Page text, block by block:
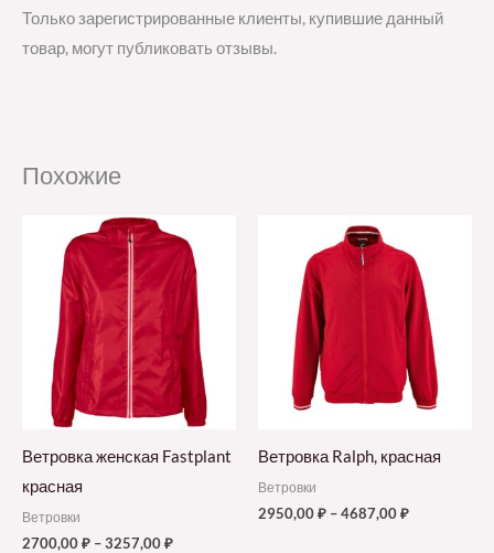
Только зарегистрированные клиенты, купившие данный
товар, могут публиковать отзывы.
Похожие
Ветровка женская Fastplant
красная
Ветровки
2700,00₽ –3257,00₽
Ветровка Ralph, красная
Ветровки
2950,00₽ –4687,00₽